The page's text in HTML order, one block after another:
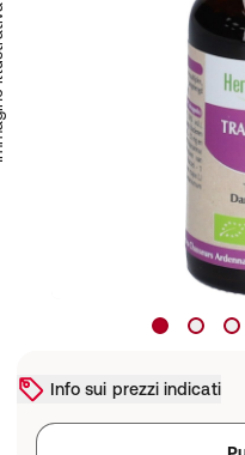
Info sui prezzi indicati